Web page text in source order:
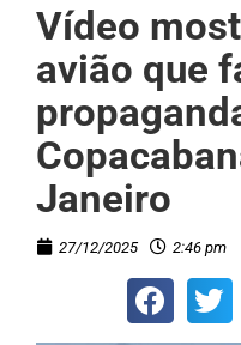
Vídeo
avião que
Janeiro
27/12/2025 2:46 pm